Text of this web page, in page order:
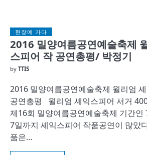
현장에 가다
2016 밀양여름공연예술축제
스피어 작 공연총평/ 박정기
by TTIS
2016 밀양여름공연예술축제 윌리엄
공연총평 윌리엄 셰익스피어 서거
제16회 밀양여름공연예술축제 기간인
7일까지 셰익스피어 작품공연이 많았
품은…